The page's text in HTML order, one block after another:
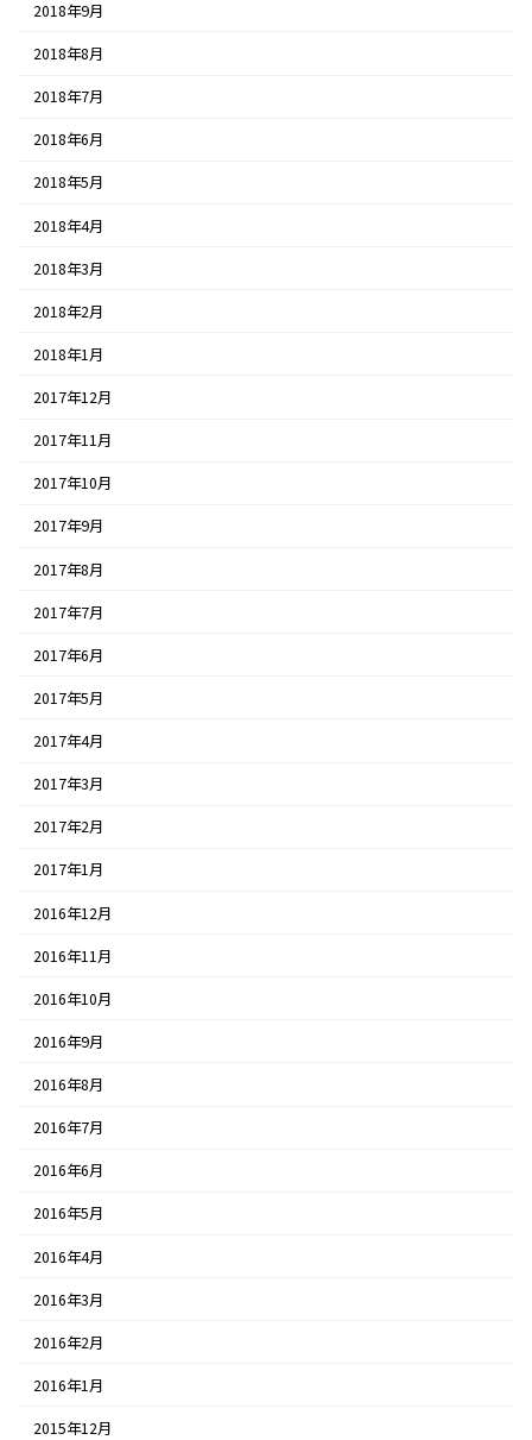
2018年9月
2018年8月
2018年7月
2018年6月
2018年5月
2018年4月
2018年3月
2018年2月
2018年1月
2017年12月
2017年11月
2017年10月
2017年9月
2017年8月
2017年7月
2017年6月
2017年5月
2017年4月
2017年3月
2017年2月
2017年1月
2016年12月
2016年11月
2016年10月
2016年9月
2016年8月
2016年7月
2016年6月
2016年5月
2016年4月
2016年3月
2016年2月
2016年1月
2015年12月